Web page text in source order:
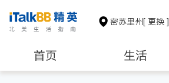
密苏里州[ 更换 ]
首页 生活